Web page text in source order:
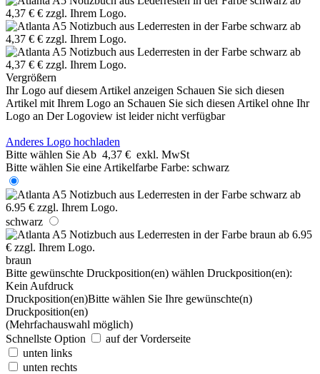
Vergrößern
Ihr Logo auf diesem Artikel anzeigen Schauen Sie sich diesen
Artikel mit Ihrem Logo an Schauen Sie sich diesen Artikel ohne Ihr
Logo an Der Logoview ist leider nicht verfügbar
Anderes Logo hochladen
Bitte wählen Sie Ab 4,37 € exkl. MwSt
Bitte wählen Sie eine Artikelfarbe Farbe: schwarz
schwarz
braun
Bitte gewünschte Druckposition(en) wählen Druckposition(en):
Kein Aufdruck
Druckposition(en)Bitte wählen Sie Ihre gewünschte(n)
Druckposition(en)
(Mehrfachauswahl möglich)
Schnellste Option
auf der Vorderseite
unten links
unten rechts